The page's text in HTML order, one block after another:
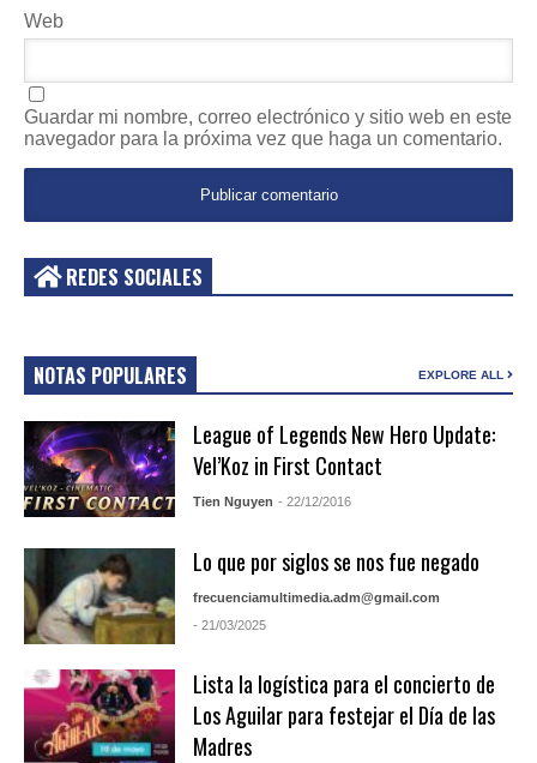
Web
Guardar mi nombre, correo electrónico y sitio web en este
navegador para la próxima vez que haga un comentario.
REDES SOCIALES
NOTAS POPULARES EXPLORE ALL
League of Legends New Hero Update:
Vel’Koz in First Contact
Tien Nguyen - 22/12/2016
Lo que por siglos se nos fue negado
frecuenciamultimedia.adm@gmail.com
- 21/03/2025
Lista la logística para el concierto de
Los Aguilar para festejar el Día de las
Madres